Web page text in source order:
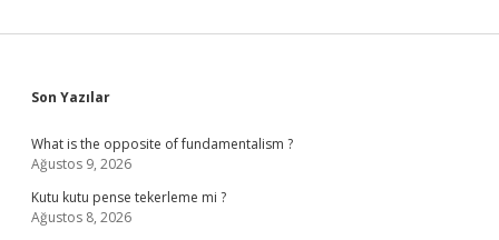
Sidebar
Son Yazılar
What is the opposite of fundamentalism ?
Ağustos 9, 2026
Kutu kutu pense tekerleme mi ?
Ağustos 8, 2026